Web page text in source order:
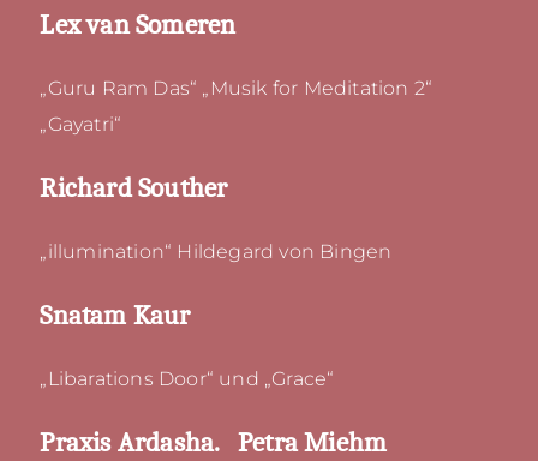
Lex van Someren
„Guru Ram Das“ „Musik for Meditation 2“
„Gayatri“
Richard Souther
„illumination“ Hildegard von Bingen
Snatam Kaur
„Libarations Door“ und „Grace“
Praxis Ardasha. Petra Miehm